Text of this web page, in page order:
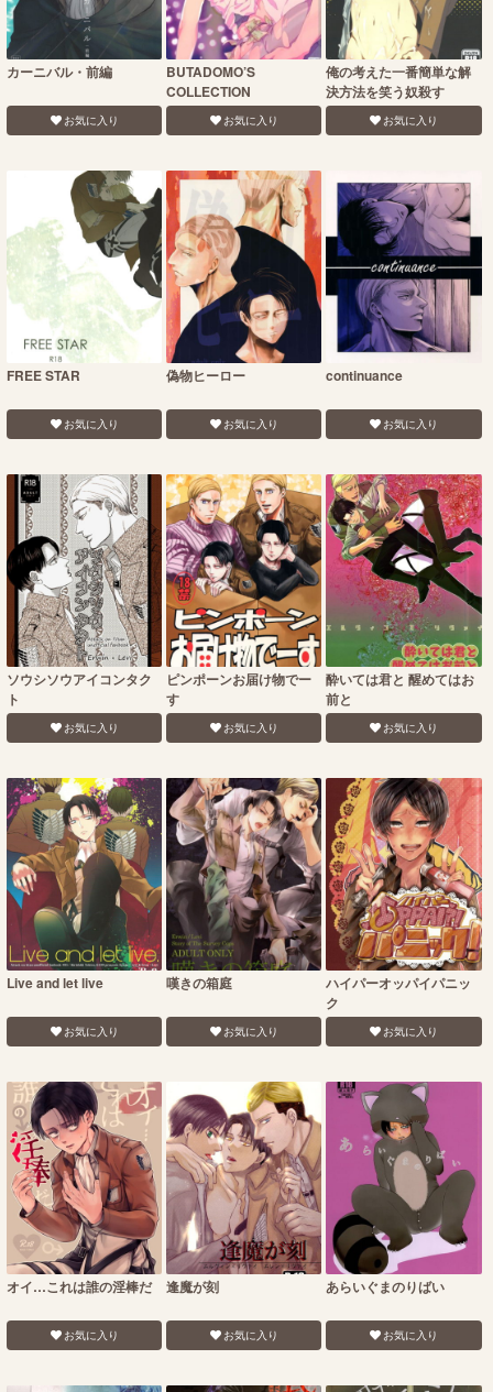
カーニバル・前編
お気に入り
BUTADOMO’S
COLLECTION
お気に入り
俺の考えた一番簡単な解
決方法を笑う奴殺す
お気に入り
FREE STAR
お気に入り
偽物ヒーロー
お気に入り
continuance
お気に入り
ソウシソウアイコンタク
ト
お気に入り
ピンポーンお届け物でー
す
お気に入り
酔いては君と 醒めてはお
前と
お気に入り
Live and let live
お気に入り
嘆きの箱庭
お気に入り
ハイパーオッパイパニッ
ク
お気に入り
オイ…これは誰の淫棒だ
お気に入り
逢魔が刻
お気に入り
あらいぐまのりばい
お気に入り